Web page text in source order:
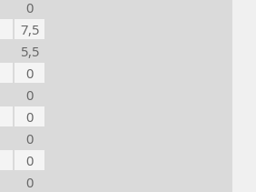
0
7,5
5,5
0
0
0
0
0
0